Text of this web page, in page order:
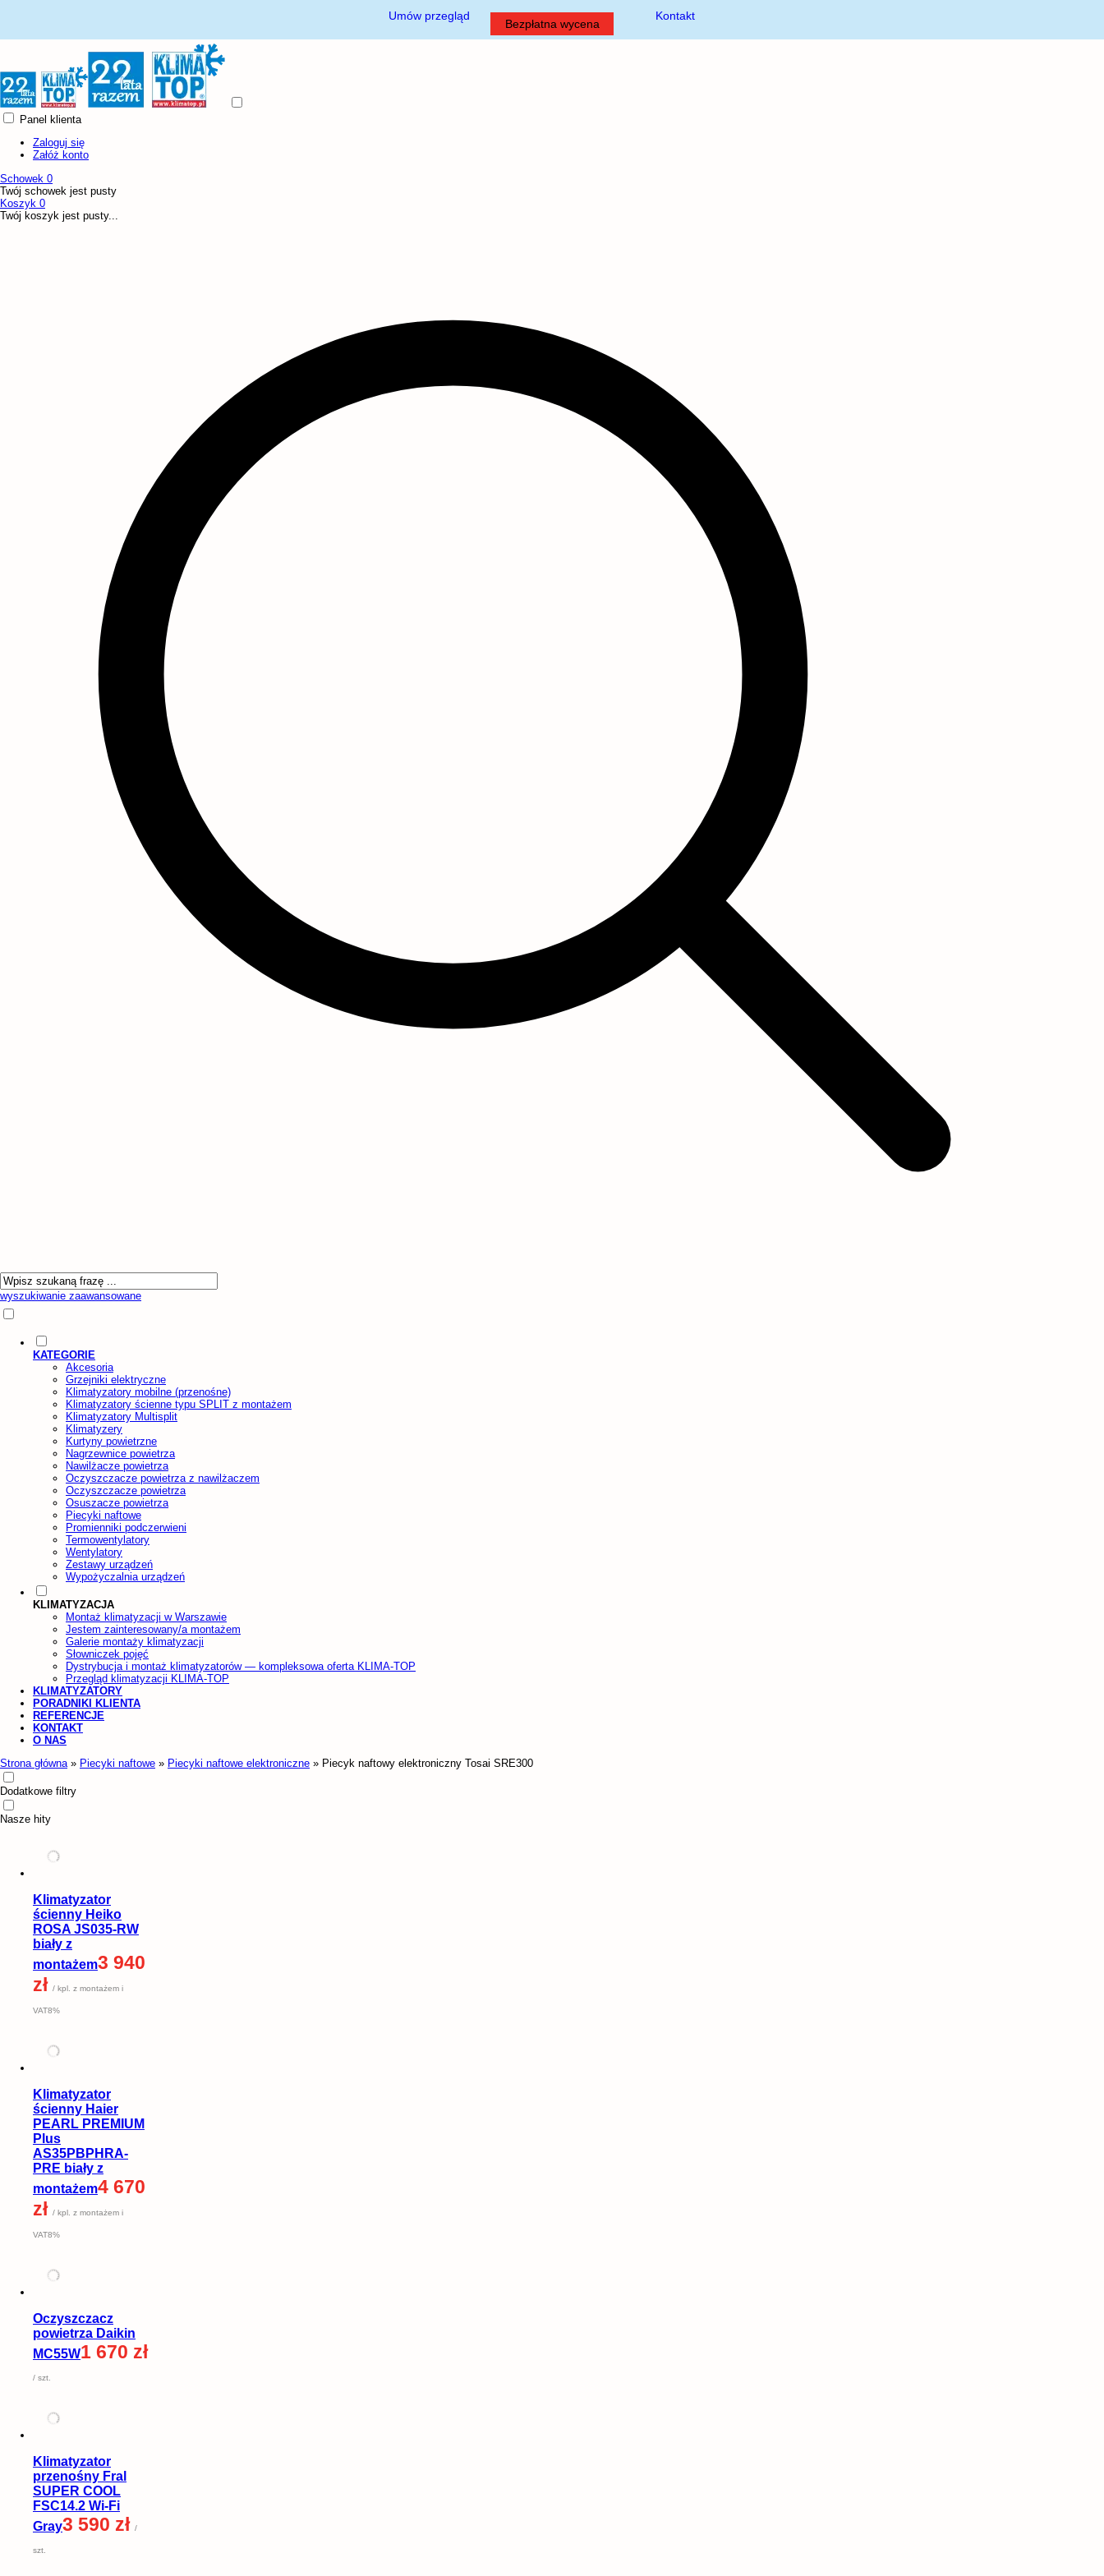
Umów przegląd
Bezpłatna wycena
Kontakt
Panel klienta
Zaloguj się
Załóż konto
Schowek 0
Twój schowek jest pusty
Koszyk 0
Twój koszyk jest pusty...
wyszukiwanie zaawansowane
KATEGORIE
Akcesoria
Grzejniki elektryczne
Klimatyzatory mobilne (przenośne)
Klimatyzatory ścienne typu SPLIT z montażem
Klimatyzatory Multisplit
Klimatyzery
Kurtyny powietrzne
Nagrzewnice powietrza
Nawilżacze powietrza
Oczyszczacze powietrza z nawilżaczem
Oczyszczacze powietrza
Osuszacze powietrza
Piecyki naftowe
Promienniki podczerwieni
Termowentylatory
Wentylatory
Zestawy urządzeń
Wypożyczalnia urządzeń
KLIMATYZACJA
Montaż klimatyzacji w Warszawie
Jestem zainteresowany/a montażem
Galerie montaży klimatyzacji
Słowniczek pojęć
Dystrybucja i montaż klimatyzatorów — kompleksowa oferta KLIMA-TOP
Przegląd klimatyzacji KLIMA-TOP
KLIMATYZATORY
PORADNIKI KLIENTA
REFERENCJE
KONTAKT
O NAS
Strona główna » Piecyki naftowe » Piecyki naftowe elektroniczne » Piecyk naftowy elektroniczny Tosai SRE300
Dodatkowe filtry
Nasze hity
Klimatyzator
ścienny Heiko
ROSA JS035-RW
biały z
montażem3 940
zł / kpl. z montażem i
VAT8%
Klimatyzator
ścienny Haier
PEARL PREMIUM
Plus
AS35PBPHRA-
PRE biały z
montażem4 670
zł / kpl. z montażem i
VAT8%
Oczyszczacz
powietrza Daikin
MC55W1 670 zł
/ szt.
Klimatyzator
przenośny Fral
SUPER COOL
FSC14.2 Wi-Fi
Gray3 590 zł /
szt.